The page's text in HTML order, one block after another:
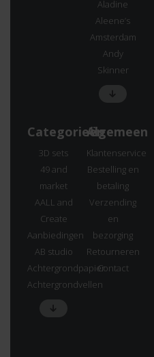
Aladine
Aleene’s
Amsterdam
Andy
Skinner
Categorieën
3D sets
49 and
market
AALL and
Create
Aanbiedingen
AB studio
Achtergrondpapier
Achtergrondvellen
Algemeen
Klantenservice
Bestelling en
betaling
Verzending
en
bezorging
Retourneren
Contact